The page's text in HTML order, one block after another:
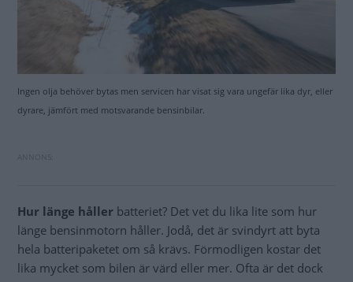
Ingen olja behöver bytas men servicen har visat sig vara ungefär lika dyr, eller
dyrare, jämfört med motsvarande bensinbilar.
Hur länge håller batteriet? Det vet du lika lite som hur
länge bensinmotorn håller. Jodå, det är svindyrt att byta
hela batteripaketet om så krävs. Förmodligen kostar det
lika mycket som bilen är värd eller mer. Ofta är det dock